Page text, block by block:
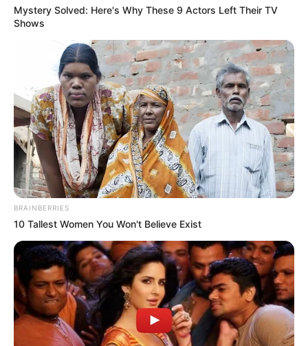
ΕΥΒΟΙΑ
ΤΑΥΤΟΤΗΤΑ ΚΑΙ ΕΠΙΚΟΙΝΩΝΙΑ ΟΡΟΙ ΧΡΗΣΗΣ
Mystery Solved: Here's Why These 9 Actors Left Their TV
Shows
BRAINBERRIES
10 Tallest Women You Won't Believe Exist